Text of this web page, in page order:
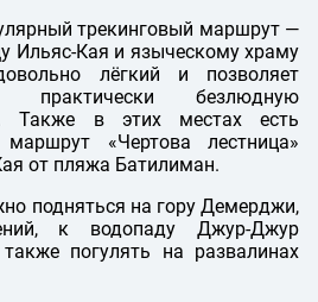
трекинговый маршрут —
Ильяс-Кая и языческому храму
лёгкий и позволяет
практически безлюдную
Также в этих местах есть
«Чертова лестница»
от пляжа Батилиман.
подняться на гору Демерджи,
к водопаду Джур-Джур
погулять на развалинах